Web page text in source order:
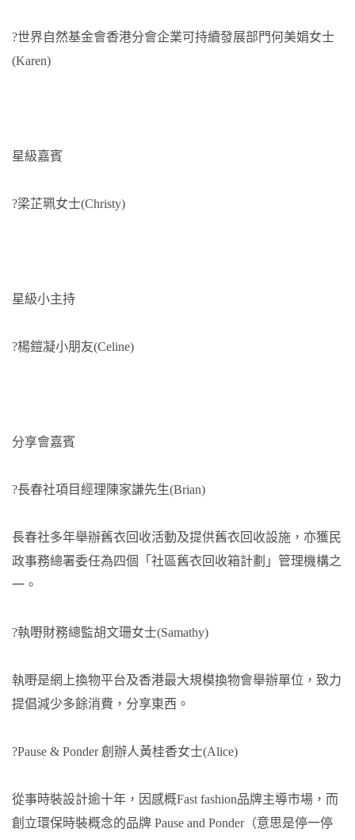
?世界自然基金會香港分會企業可持續發展部門何美娟女士
(Karen)
星級嘉賓
?梁芷珮女士(Christy)
星級小主持
?楊鎧凝小朋友(Celine)
分享會嘉賓
?長春社項目經理陳家謙先生(Brian)
長春社多年舉辦舊衣回收活動及提供舊衣回收設施，亦獲民
政事務總署委任為四個「社區舊衣回收箱計劃」管理機構之
一。
?執嘢財務總監胡文珊女士(Samathy)
執嘢是網上換物平台及香港最大規模換物會舉辦單位，致力
提倡減少多餘消費，分享東西。
?Pause & Ponder 創辦人黃桂香女士(Alice)
從事時裝設計逾十年，因感概Fast fashion品牌主導市場，而
創立環保時裝概念的品牌 Pause and Ponder（意思是停一停